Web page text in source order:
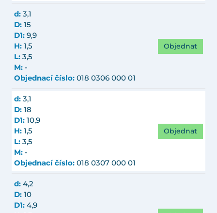
d: 3,1
D: 15
D1: 9,9
H: 1,5
L: 3,5
M: -
Objednací číslo: 018 0306 000 01
Objednat
d: 3,1
D: 18
D1: 10,9
H: 1,5
L: 3,5
M: -
Objednací číslo: 018 0307 000 01
Objednat
d: 4,2
D: 10
D1: 4,9